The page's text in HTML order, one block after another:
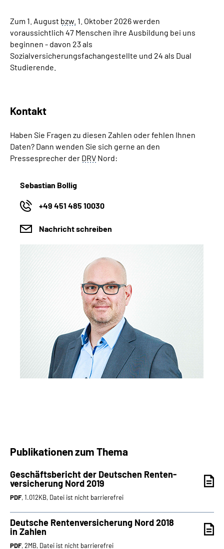
Zum 1. August bzw. 1. Oktober 2026 werden
voraussichtlich 47 Menschen ihre Ausbildung bei uns
beginnen - davon 23 als
Sozialversicherungsfachangestellte und 24 als Dual
Studierende.
Kontakt
Haben Sie Fragen zu diesen Zahlen oder fehlen Ihnen
Daten? Dann wenden Sie sich gerne an den
Pressesprecher der DRV Nord:
Sebastian Bollig
+49 451 485 10030
Nachricht schreiben
Publikationen zum Thema
Geschäftsbericht der Deutschen Renten­
versicherung Nord 2019
PDF, 1.012KB, Datei ist nicht barrierefrei
Deutsche Rentenversicherung Nord 2018
in Zahlen
PDF, 2MB, Datei ist nicht barrierefrei